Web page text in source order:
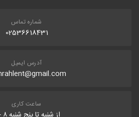
شماره تماس
02536618431
آدرس ایمیل
ساعت کاری